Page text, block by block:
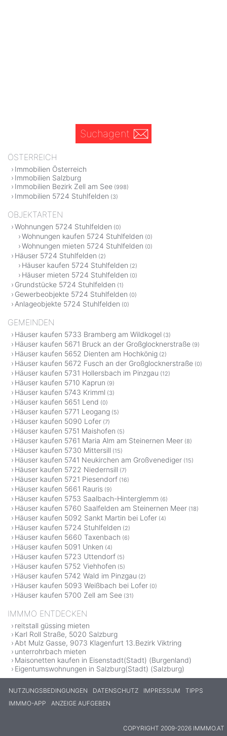
Suchagent
ÖSTERREICH
Immobilien Österreich
Immobilien Salzburg
Immobilien Bezirk Zell am See (998)
Immobilien 5724 Stuhlfelden (3)
OBJEKTARTEN
Wohnungen 5724 Stuhlfelden (0)
Wohnungen kaufen 5724 Stuhlfelden (0)
Wohnungen mieten 5724 Stuhlfelden (0)
Häuser 5724 Stuhlfelden (2)
Häuser kaufen 5724 Stuhlfelden (2)
Häuser mieten 5724 Stuhlfelden (0)
Grundstücke 5724 Stuhlfelden (1)
Gewerbeobjekte 5724 Stuhlfelden (0)
Anlageobjekte 5724 Stuhlfelden (0)
GEMEINDEN
Häuser kaufen 5733 Bramberg am Wildkogel (3)
Häuser kaufen 5671 Bruck an der Großglocknerstraße (9)
Häuser kaufen 5652 Dienten am Hochkönig (2)
Häuser kaufen 5672 Fusch an der Großglocknerstraße (0)
Häuser kaufen 5731 Hollersbach im Pinzgau (12)
Häuser kaufen 5710 Kaprun (9)
Häuser kaufen 5743 Krimml (3)
Häuser kaufen 5651 Lend (0)
Häuser kaufen 5771 Leogang (5)
Häuser kaufen 5090 Lofer (7)
Häuser kaufen 5751 Maishofen (5)
Häuser kaufen 5761 Maria Alm am Steinernen Meer (8)
Häuser kaufen 5730 Mittersill (15)
Häuser kaufen 5741 Neukirchen am Großvenediger (15)
Häuser kaufen 5722 Niedernsill (7)
Häuser kaufen 5721 Piesendorf (16)
Häuser kaufen 5661 Rauris (9)
Häuser kaufen 5753 Saalbach-Hinterglemm (6)
Häuser kaufen 5760 Saalfelden am Steinernen Meer (18)
Häuser kaufen 5092 Sankt Martin bei Lofer (4)
Häuser kaufen 5724 Stuhlfelden (2)
Häuser kaufen 5660 Taxenbach (6)
Häuser kaufen 5091 Unken (4)
Häuser kaufen 5723 Uttendorf (5)
Häuser kaufen 5752 Viehhofen (5)
Häuser kaufen 5742 Wald im Pinzgau (2)
Häuser kaufen 5093 Weißbach bei Lofer (0)
Häuser kaufen 5700 Zell am See (31)
IMMMO ENTDECKEN
reitstall güssing mieten
Karl Roll Straße, 5020 Salzburg
Abt Mulz Gasse, 9073 Klagenfurt 13.Bezirk Viktring
unterrohrbach mieten
Maisonetten kaufen in Eisenstadt(Stadt) (Burgenland)
Eigentumswohnungen in Salzburg(Stadt) (Salzburg)
NUTZUNGSBEDINGUNGEN DATENSCHUTZ IMPRESSUM
TIPPS
IMMMO-APP
ANZEIGE AUFGEBEN
COPYRIGHT 2009-2026 IMMMO.AT